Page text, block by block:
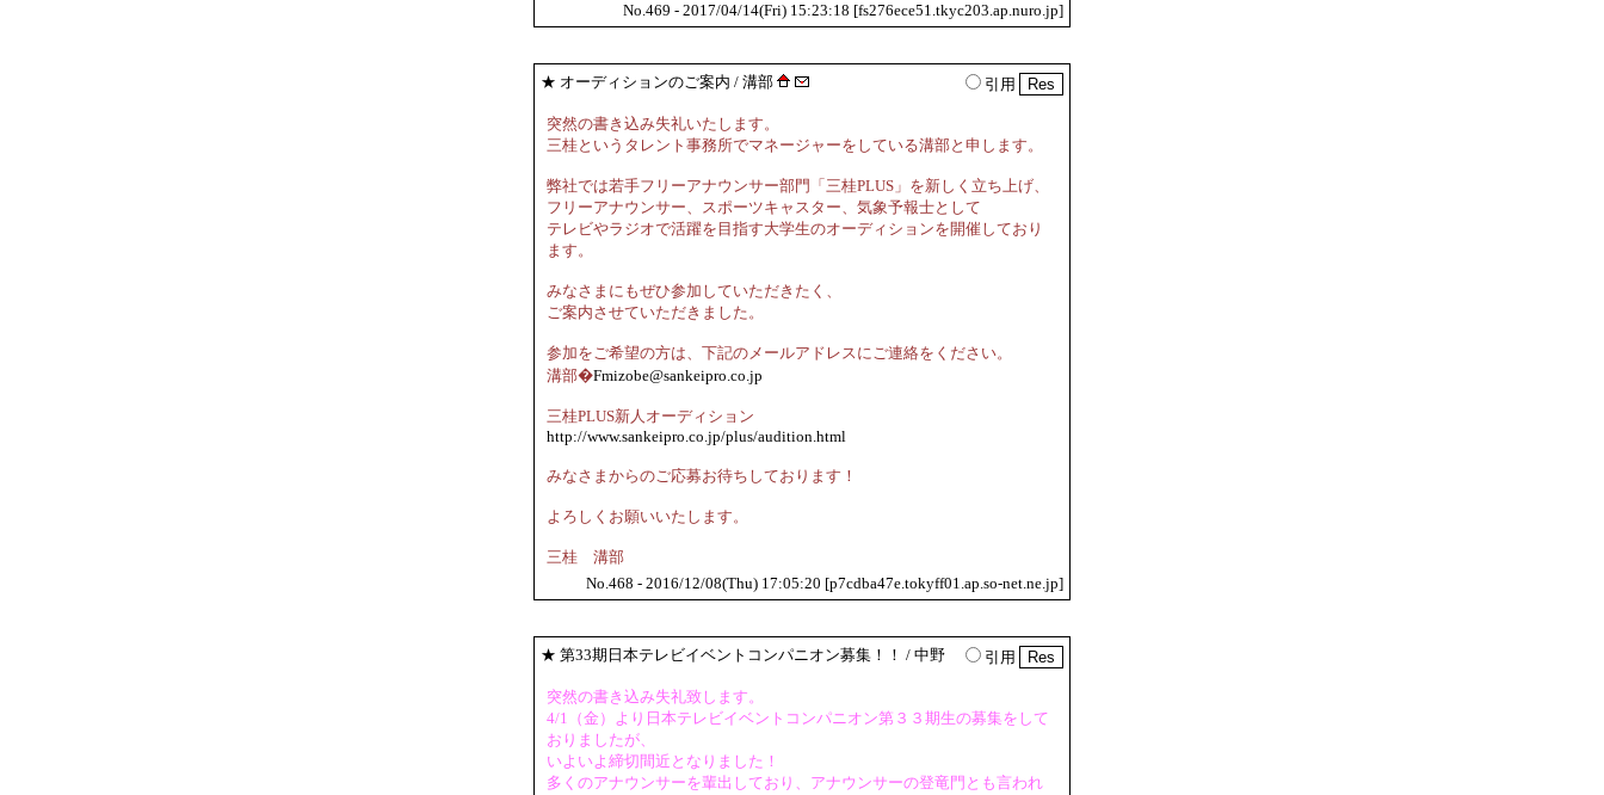
No.469 - 2017/04/14(Fri) 15:23:18 [fs276ece51.tkyc203.ap.nuro.jp]
★ オーディションのご案内 / 溝部 引用
突然の書き込み失礼いたします。
三桂というタレント事務所でマネージャーをしている溝部と申します。
弊社では若手フリーアナウンサー部門「三桂PLUS」を新しく立ち上げ、
フリーアナウンサー、スポーツキャスター、気象予報士として
テレビやラジオで活躍を目指す大学生のオーディションを開催しており
ます。
みなさまにもぜひ参加していただきたく、
ご案内させていただきました。
参加をご希望の方は、下記のメールアドレスにご連絡をください。
溝部�Fmizobe@sankeipro.co.jp
三桂PLUS新人オーディション
http://www.sankeipro.co.jp/plus/audition.html
みなさまからのご応募お待ちしております！
よろしくお願いいたします。
三桂 溝部
No.468 - 2016/12/08(Thu) 17:05:20 [p7cdba47e.tokyff01.ap.so-net.ne.jp]
★ 第33期日本テレビイベントコンパニオン募集！！ / 中野 引用
突然の書き込み失礼致します。
4/1（金）より日本テレビイベントコンパニオン第３３期生の募集をして
おりましたが、
いよいよ締切間近となりました！
多くのアナウンサーを輩出しており、アナウンサーの登竜門とも言われ